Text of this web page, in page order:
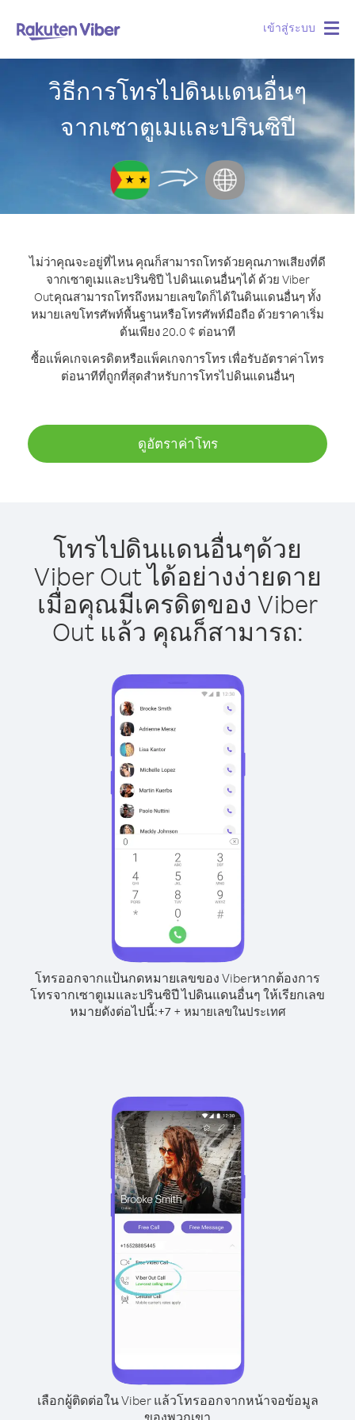
เข้าสู่ระบบ
วิธีการโทรไปดินแดนอื่นๆ
จากเซาตูเมและปรินซิปี
ไม่ว่าคุณจะอยู่ที่ไหน คุณก็สามารถโทรด้วยคุณภาพเสียงที่ดี
จากเซาตูเมและปรินซิปี ไปดินแดนอื่นๆได้ ด้วย Viber
Outคุณสามารถโทรถึงหมายเลขใดก็ได้ในดินแดนอื่นๆ ทั้ง
หมายเลขโทรศัพท์พื้นฐานหรือโทรศัพท์มือถือ ด้วยราคาเริ่ม
ต้นเพียง 20.0 ¢ ต่อนาที
ซื้อแพ็คเกจเครดิตหรือแพ็คเกจการโทร เพื่อรับอัตราค่าโทร
ต่อนาทีที่ถูกที่สุดสำหรับการโทรไปดินแดนอื่นๆ
ดูอัตราค่าโทร
โทรไปดินแดนอื่นๆด้วย
Viber Out ได้อย่างง่ายดาย
เมื่อคุณมีเครดิตของ Viber
Out แล้ว คุณก็สามารถ:
โทรออกจากแป้นกดหมายเลขของ Viberหากต้องการ
โทรจากเซาตูเมและปรินซิปี ไปดินแดนอื่นๆ ให้เรียกเลข
หมายดังต่อไปนี้:+7+ หมายเลขในประเทศ
เลือกผู้ติดต่อใน Viber แล้วโทรออกจากหน้าจอข้อมูล
ของพวกเขา